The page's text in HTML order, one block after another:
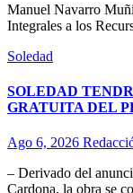
Manuel Navarro
Integrales a los
Soledad
SOLEDAD
GRATUITA DEL
Ago 6, 2026
– Derivado del
Cardona, la obra se